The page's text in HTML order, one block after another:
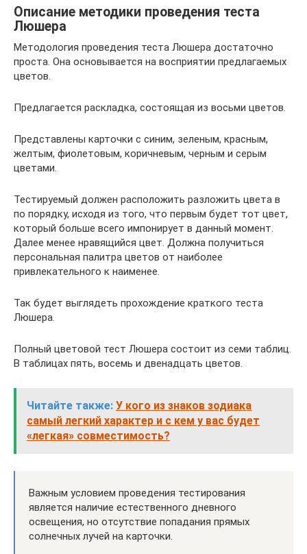
Описание методики проведения теста
Люшера
Методология проведения теста Люшера достаточно
проста. Она основывается на восприятии предлагаемых
цветов.
Предлагается раскладка, состоящая из восьми цветов.
Представлены карточки с синим, зеленым, красным,
желтым, фиолетовым, коричневым, черным и серым
цветами.
Тестируемый должен расположить разложить цвета в
по порядку, исходя из того, что первым будет тот цвет,
который больше всего импонирует в данный момент.
Далее менее нравящийся цвет. Должна получиться
персональная палитра цветов от наиболее
привлекательного к наименее.
Так будет выглядеть прохождение краткого теста
Люшера.
Полный цветовой тест Люшера состоит из семи таблиц.
В таблицах пять, восемь и двенадцать цветов.
Читайте также: У кого из знаков зодиака
самый легкий характер и с кем у вас будет
«легкая» совместимость?
Важным условием проведения тестирования
является наличие естественного дневного
освещения, но отсутствие попадания прямых
солнечных лучей на карточки.